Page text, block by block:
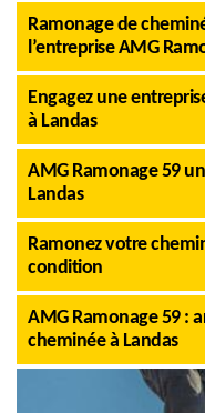
Ramonage de
l’entreprise AMG
Engagez une
à Landas
AMG Ramonage 59
Landas
Ramonez votre
condition
AMG Ramonage 59 :
cheminée à Landas